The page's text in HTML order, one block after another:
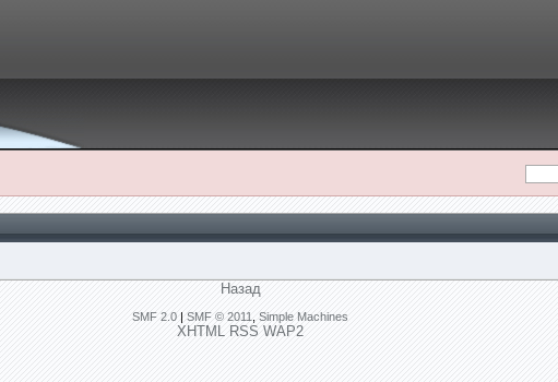
Назад
SMF 2.0 | SMF © 2011 Simple Machines
XHTML RSS WAP2